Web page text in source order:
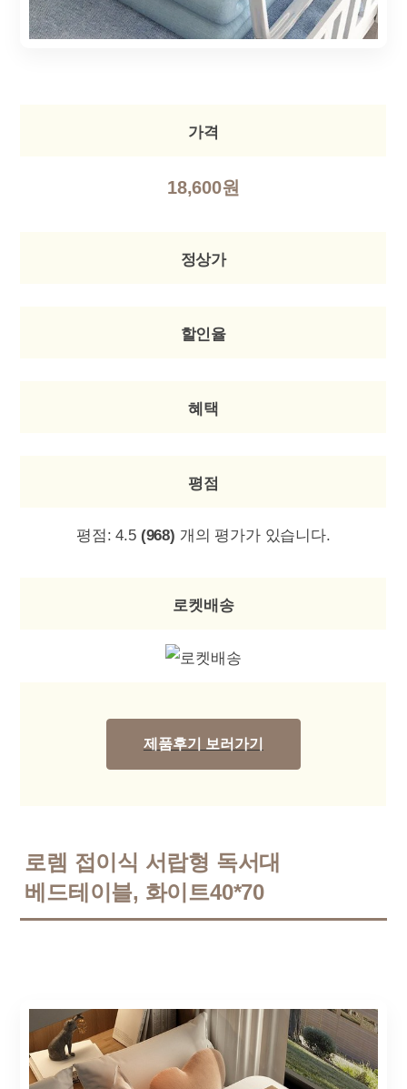
가격
18,600원
정상가
할인율
혜택
평점
평점:4.5 (968) 개의 평가가 있습니다.
로켓배송
제품후기 보러가기
로렘 접이식 서랍형 독서대
베드테이블, 화이트40*70